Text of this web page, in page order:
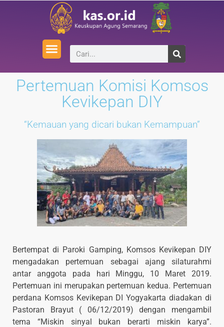
Pertemuan Komisi Komsos
Kevikepan DIY
“Kemauan yang dicari bukan Kemampuan”
Bertempat di Paroki Gamping, Komsos Kevikepan DIY
mengadakan pertemuan sebagai ajang silaturahmi
antar anggota pada hari Minggu, 10 Maret 2019.
Pertemuan ini merupakan pertemuan kedua. Pertemuan
perdana Komsos Kevikepan DI Yogyakarta diadakan di
Pastoran Brayut ( 06/12/2019) dengan mengambil
tema “Miskin sinyal bukan berarti miskin karya”.